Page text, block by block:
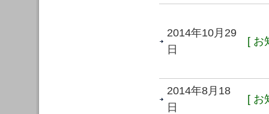
2014年10月29
日
[ お
2014年8月18
日
[ お